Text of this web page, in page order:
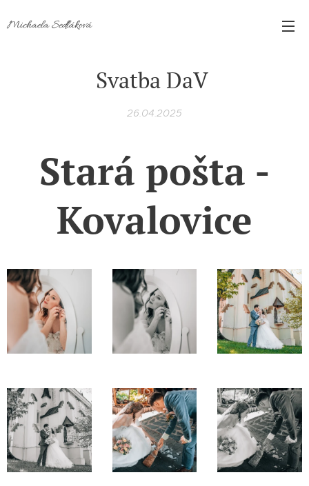
Michaela Sedláková
Svatba DaV
26.04.2025
Stará pošta -
Kovalovice